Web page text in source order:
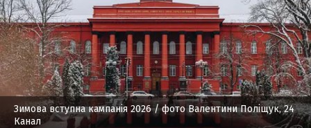
Зимова вступна кампанія 2026/ фото Валентини Поліщук, 24
Канал